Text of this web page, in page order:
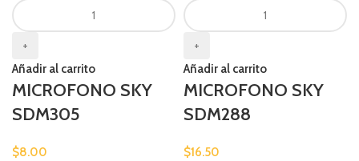
+
Añadir al carrito
MICROFONO SKY
SDM305
$8.00
+
Añadir al carrito
MICROFONO SKY
SDM288
$16.50